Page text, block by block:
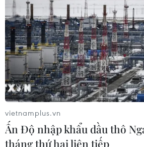
vietnamplus.vn
Ấn Độ nhập khẩu dầu thô
tháng thứ hai liên tiếp